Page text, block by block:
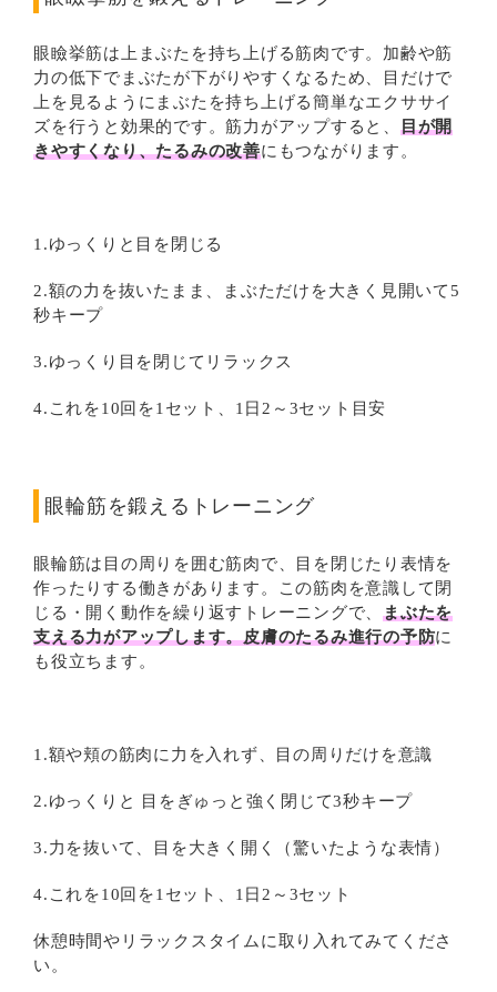
眼瞼挙筋は上まぶたを持ち上げる筋肉です。加齢や筋
力の低下でまぶたが下がりやすくなるため、目だけで
上を見るようにまぶたを持ち上げる簡単なエクササイ
ズを行うと効果的です。筋力がアップすると、 目が開
きやすくなり、たるみの改善にもつながります。
1.ゆっくりと目を閉じる
2.額の力を抜いたまま、まぶただけを大きく見開いて5
秒キープ
3.ゆっくり目を閉じてリラックス
4.これを10回を1セット、1日2～3セット目安
眼輪筋を鍛えるトレーニング
眼輪筋は目の周りを囲む筋肉で、目を閉じたり表情を
作ったりする働きがあります。この筋肉を意識して閉
じる・開く動作を繰り返すトレーニングで、 まぶたを
支える力がアップします。皮膚のたるみ進行の予防に
も役立ちます。
1.額や頬の筋肉に力を入れず、目の周りだけを意識
2.ゆっくりと 目をぎゅっと強く閉じて3秒キープ
3.力を抜いて、目を大きく開く（驚いたような表情）
4.これを10回を1セット、1日2～3セット
休憩時間やリラックスタイムに取り入れてみてくださ
い。